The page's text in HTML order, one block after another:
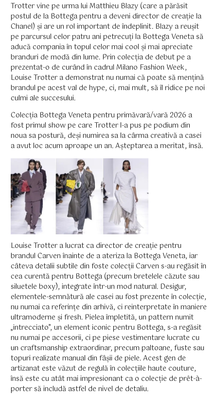
Trotter vine pe urma lui Matthieu Blazy (care a părăsit
postul de la Bottega pentru a deveni director de creație la
Chanel) și are un rol important de îndeplinit. Blazy a reușit
pe parcursul celor patru ani petrecuți la Bottega Veneta să
aducă compania în topul celor mai cool și mai apreciate
branduri de modă din lume. Prin colecția de debut pe a
prezentat-o de curând în cadrul Milano Fashion Week,
Louise Trotter a demonstrat nu numai că poate să mențină
brandul pe acest val de hype, ci, mai mult, să îl ridice pe noi
culmi ale succesului.
Colecția Bottega Veneta pentru primăvară/vară 2026 a
fost primul show pe care Trotter l-a pus pe podium din
noua sa postură, deși numirea sa la cârma creativă a casei
a avut loc acum aproape un an. Așteptarea a meritat, însă.
Louise Trotter a lucrat ca director de creație pentru
brandul Carven înainte de a ateriza la Bottega Veneta, iar
câteva detalii subtile din foste colecții Carven s-au regăsit în
cea curentă pentru Bottega (precum bretelele căzute sau
siluetele boxy), integrate într-un mod natural. Desigur,
elementele-semnătură ale casei au fost prezente în colecție,
nu numai ca referințe din arhivă, ci reinterpretate în maniere
ultramoderne și fresh. Pielea împletită, un pattern numit
„intrecciato”, un element iconic pentru Bottega, s-a regăsit
nu numai pe accesorii, ci pe piese vestimentare lucrate cu
un craftsmanship extraordinar, precum paltoane, fuste sau
topuri realizate manual din fâșii de piele. Acest gen de
artizanat este văzut de regulă în colecțiile haute couture,
însă este cu atât mai impresionant ca o colecție de prêt-à-
porter să includă astfel de nivel de detaliu.